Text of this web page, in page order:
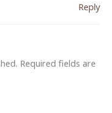
Reply
Required fields are